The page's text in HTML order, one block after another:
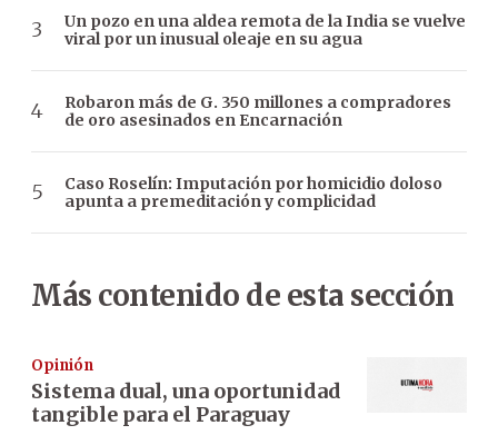
Un pozo en una aldea remota de la India se vuelve
viral por un inusual oleaje en su agua
Robaron más de G. 350 millones a compradores
de oro asesinados en Encarnación
Caso Roselín: Imputación por homicidio doloso
apunta a premeditación y complicidad
Más contenido de esta sección
Opinión
Sistema dual, una oportunidad
tangible para el Paraguay